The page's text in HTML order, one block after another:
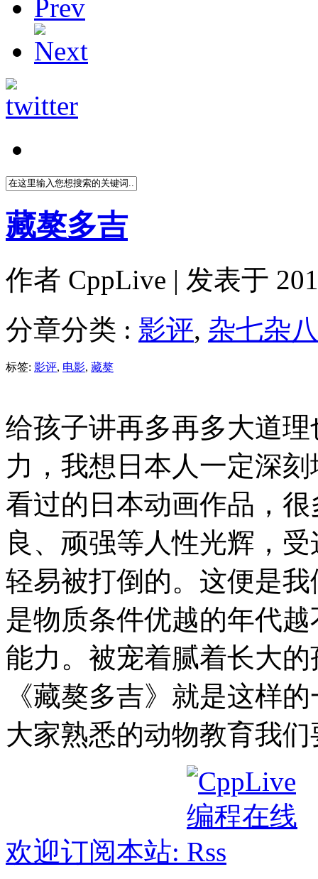
藏獒多吉
作者 CppLive | 发表于
分章分类 : 影评, 杂七杂八
标签: 影评, 电影, 藏獒
给孩子讲再多再多大道
力，我想日本人一定深
看过的日本动画作品，
良、顽强等人性光辉，
轻易被打倒的。这便是
是物质条件优越的年代
能力。被宠着腻着长大
《藏獒多吉》就是这样
大家熟悉的动物教育我
欢迎订阅本站: